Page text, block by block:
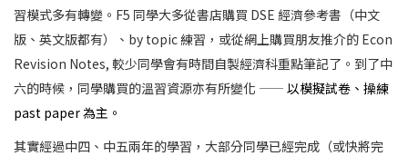
習模式多有轉變。F5 同學大多從書店購買 DSE 經濟參考書（中文
版、英文版都有）、by topic 練習，或從網上購買朋友推介的 Econ
Revision Notes, 較少同學會有時間自製經濟科重點筆記了。到了中
六的時候，同學購買的溫習資源亦有所變化 — — 以模擬試卷、操練
past paper 為主。
其實經過中四、中五兩年的學習，大部分同學已經完成（或快將完